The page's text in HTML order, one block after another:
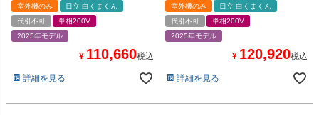
室外機のみ
日立 白くまくん
代引不可
単相200V
2025年モデル
¥ 110,660税込
詳細を見る
室外機のみ
日立 白くまくん
代引不可
単相200V
2025年モデル
¥ 120,920税込
詳細を見る